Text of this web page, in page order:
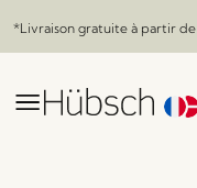
*Livraison gratuite à partir de